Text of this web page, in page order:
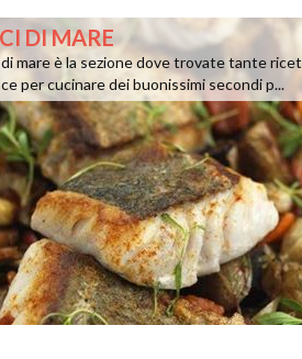
DI MARE
di mare è la sezione dove trovate tante
per cucinare dei buonissimi secondi p...